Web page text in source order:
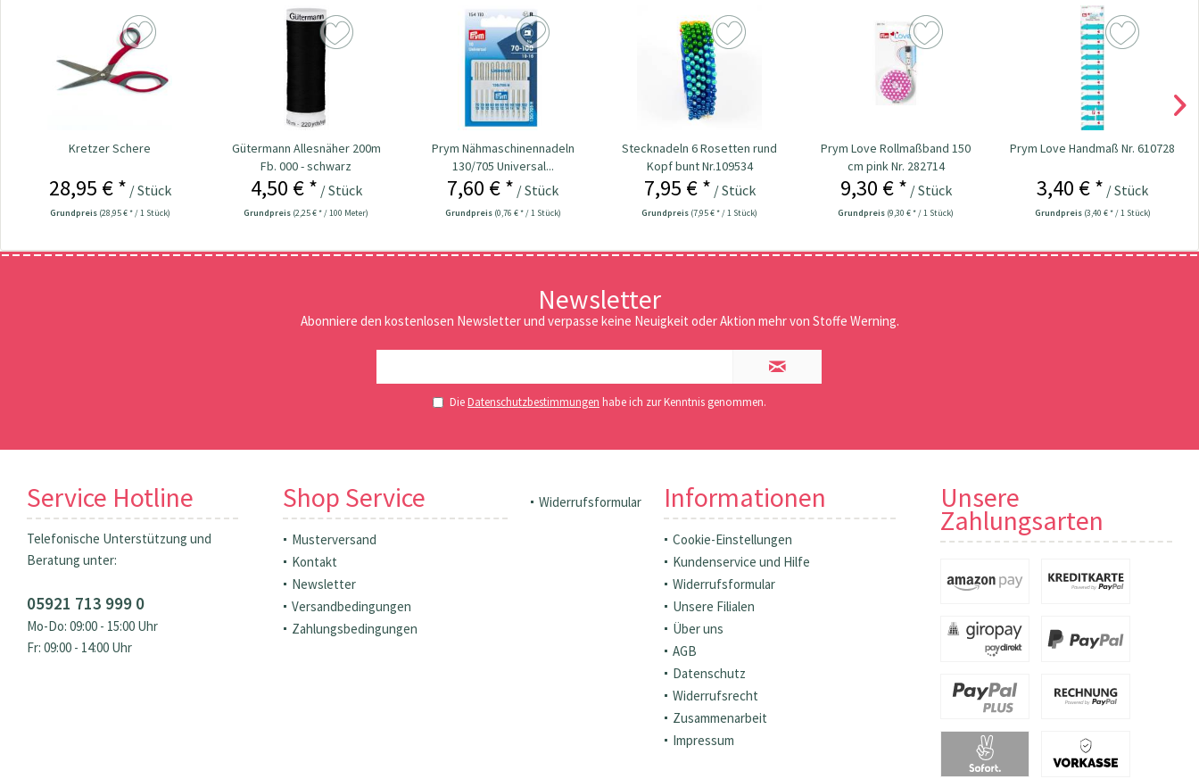
Kretzer Schere
28,95 € * / Stück
Grundpreis (28,95 € * / 1 Stück)
Gütermann Allesnäher 200m
Fb. 000 - schwarz
4,50 € * / Stück
Grundpreis (2,25 € * / 100 Meter)
Prym Nähmaschinennadeln
130/705 Universal...
7,60 € * / Stück
Grundpreis (0,76 € * / 1 Stück)
Stecknadeln 6 Rosetten rund
Kopf bunt Nr.109534
7,95 € * / Stück
Grundpreis (7,95 € * / 1 Stück)
Prym Love Rollmaßband 150
cm pink Nr. 282714
9,30 € * / Stück
Grundpreis (9,30 € * / 1 Stück)
Prym Love Handmaß Nr. 610728
3,40 € * / Stück
Grundpreis (3,40 € * / 1 Stück)
Newsletter
Abonniere den kostenlosen Newsletter und verpasse keine Neuigkeit oder Aktion mehr von Stoffe Werning.
DieDatenschutzbestimmungen habe ich zur Kenntnis genommen.
Service Hotline
Telefonische Unterstützung und
Beratung unter:
05921 713 999 0
Mo-Do: 09:00 - 15:00 Uhr
Fr: 09:00 - 14:00 Uhr
Shop Service
Musterversand
Kontakt
Newsletter
Versandbedingungen
Zahlungsbedingungen
Widerrufsformular Informationen
Cookie-Einstellungen
Kundenservice und Hilfe
Widerrufsformular
Unsere Filialen
Über uns
AGB
Datenschutz
Widerrufsrecht
Zusammenarbeit
Impressum
Unsere
Zahlungsarten